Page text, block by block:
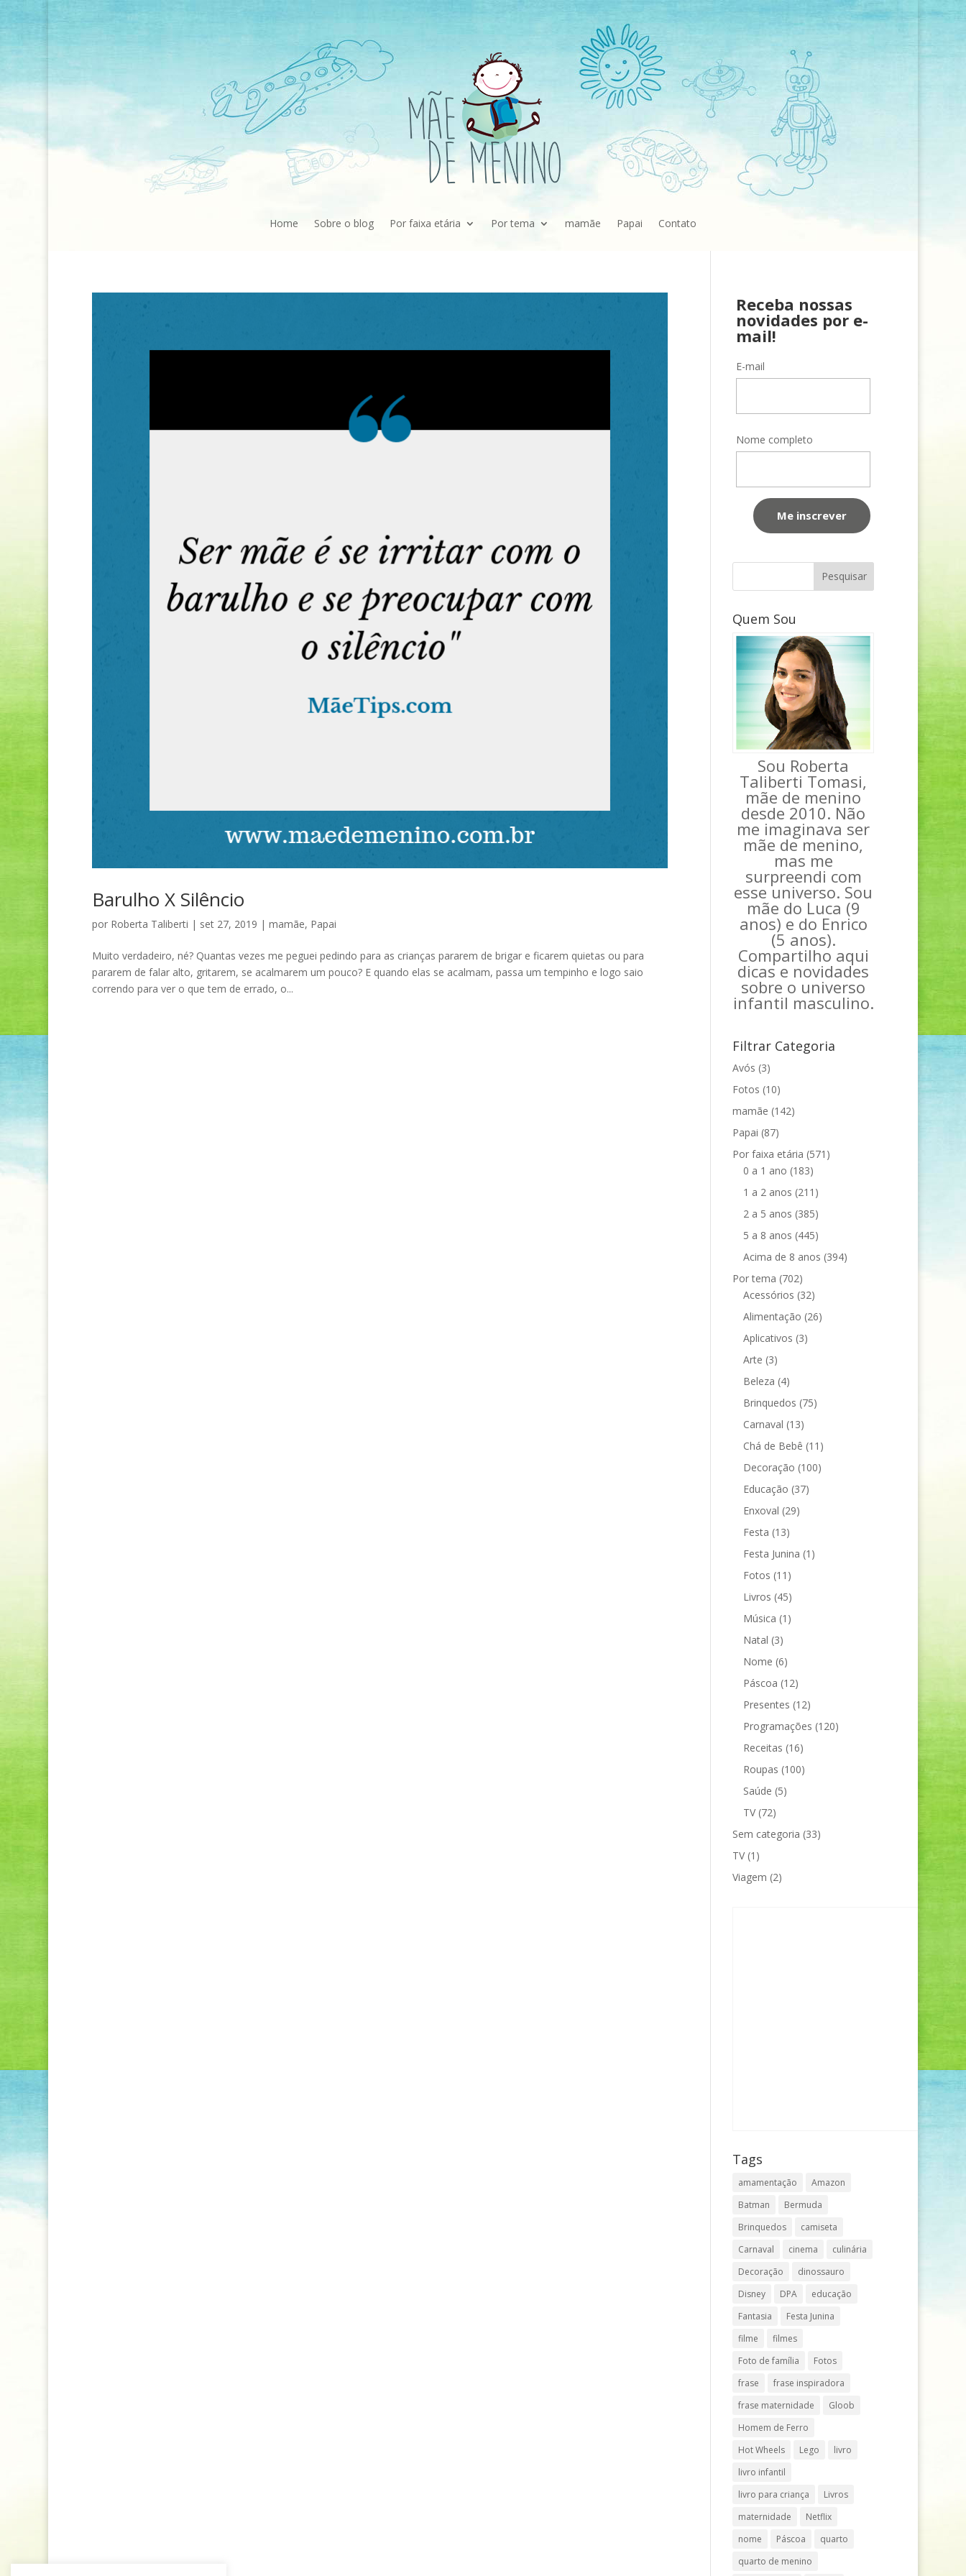
Home Sobre o blog Por faixa etária Por tema mamãe Papai Contato
Barulho X Silêncio
por Roberta Taliberti | set 27, 2019 | mamãe, Papai
Muito verdadeiro, né? Quantas vezes me peguei pedindo para as crianças pararem de brigar e ficarem quietas ou para
pararem de falar alto, gritarem, se acalmarem um pouco? E quando elas se acalmam, passa um tempinho e logo saio
correndo para ver o que tem de errado, o...
Receba nossas
novidades por e-
mail!
E-mail
Nome completo
Quem Sou
Sou Roberta
Taliberti Tomasi,
mãe de menino
desde 2010. Não
me imaginava ser
mãe de menino,
mas me
surpreendi com
esse universo. Sou
mãe do Luca (9
anos) e do Enrico
(5 anos).
Compartilho aqui
dicas e novidades
sobre o universo
infantil masculino.
Filtrar Categoria
Avós (3)
Fotos (10)
mamãe (142)
Papai (87)
Por faixa etária (571)
0 a 1 ano (183)
1 a 2 anos (211)
2 a 5 anos (385)
5 a 8 anos (445)
Acima de 8 anos (394)
Por tema (702)
Acessórios (32)
Alimentação (26)
Aplicativos (3)
Arte (3)
Beleza (4)
Brinquedos (75)
Carnaval (13)
Chá de Bebê (11)
Decoração (100)
Educação (37)
Enxoval (29)
Festa (13)
Festa Junina (1)
Fotos (11)
Livros (45)
Música (1)
Natal (3)
Nome (6)
Páscoa (12)
Presentes (12)
Programações (120)
Receitas (16)
Roupas (100)
Saúde (5)
TV(72)
Sem categoria (33)
TV(1)
Viagem (2)
Tags
amamentação
Amazon
Batman
Bermuda
Brinquedos
camiseta
Carnaval
cinema
culinária
Decoração
dinossauro
Disney
DPA
educação
Fantasia
Festa Junina
filme
filmes
Foto de família
Fotos
frase
frase inspiradora
frase maternidade
Gloob
Homem de Ferro
Hot Wheels
Lego
livro
livro infantil
livro para criança
Livros
maternidade
Netflix
nome
Páscoa
quarto
quarto de menino